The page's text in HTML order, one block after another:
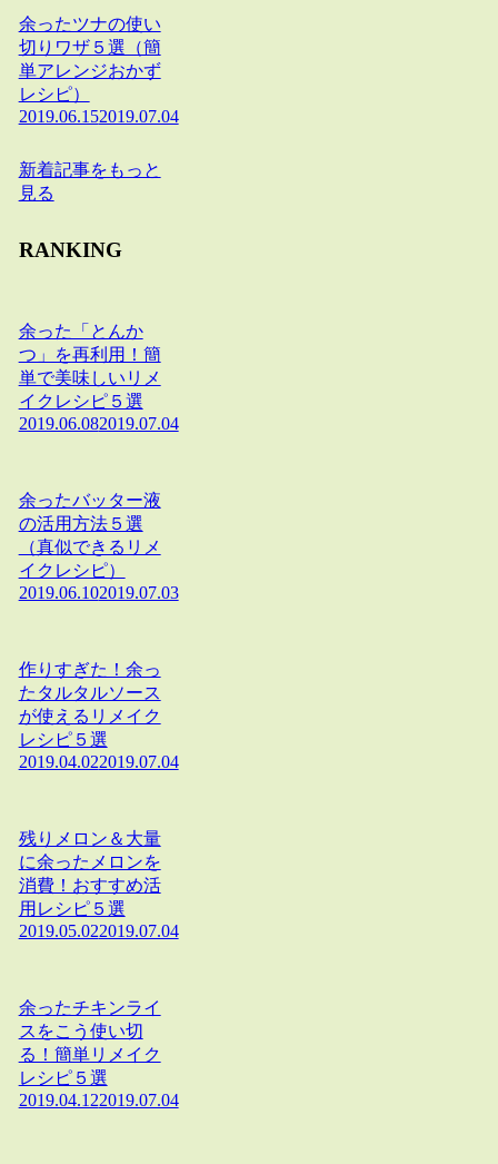
余ったツナの使い
切りワザ５選（簡
単アレンジおかず
レシピ）
2019.06.152019.07.04
新着記事をもっと
見る
RANKING
余った「とんか
つ」を再利用！簡
単で美味しいリメ
イクレシピ５選
2019.06.082019.07.04
余ったバッター液
の活用方法５選
（真似できるリメ
イクレシピ）
2019.06.102019.07.03
作りすぎた！余っ
たタルタルソース
が使えるリメイク
レシピ５選
2019.04.022019.07.04
残りメロン＆大量
に余ったメロンを
消費！おすすめ活
用レシピ５選
2019.05.022019.07.04
余ったチキンライ
スをこう使い切
る！簡単リメイク
レシピ５選
2019.04.122019.07.04